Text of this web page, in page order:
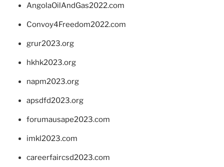
AngolaOilAndGas2022.com
Convoy4Freedom2022.com
grur2023.org
hkhk2023.org
napm2023.org
apsdfd2023.org
forumausape2023.com
imkl2023.com
careerfaircsd2023.com